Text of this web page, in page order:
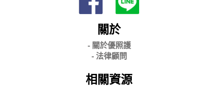
關於
- 關於優照護
- 法律顧問
相關資源